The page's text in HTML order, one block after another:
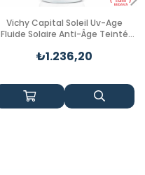
Vichy Capital Soleil Uv-Age
Fluide Solaire Anti-Âge Teinté
₺1.236,20